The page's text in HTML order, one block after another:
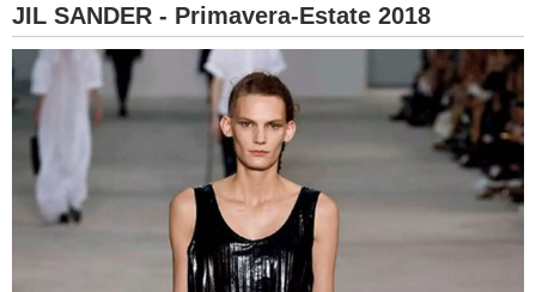
JIL SANDER - Primavera-Estate 2018